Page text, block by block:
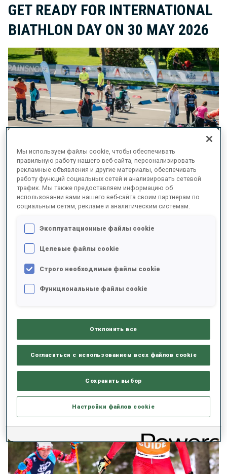
GET READY FOR INTERNATIONAL
BIATHLON DAY ON 30 MAY 2026
After a strong first edition in 2025, International Biathlon Day
activations taking place across the world, allowing more than
ТРЕНЕР, ГИД, ЛЫЖНЫЙ
ТЕХНИК: МНОГОЗАДАЧНАЯ
РЕАЛЬНОСТЬ ПАРАБИАТЛОНА
Мы используем файлы cookie, чтобы обеспечивать
правильную работу нашего веб-сайта, персонализировать
рекламные объявления и другие материалы, обеспечивать
работу функций социальных сетей и анализировать сетевой
трафик. Мы также предоставляем информацию об
использовании вами нашего веб-сайта своим партнерам по
социальным сетям, рекламе и аналитическим системам.
Эксплуатационные файлы cookie
Целевые файлы cookie
Строго необходимые файлы cookie
Функциональные файлы cookie
Отклонить все
Согласиться с использованием всех файлов cookie
Сохранить выбор
Настройки файлов cookie